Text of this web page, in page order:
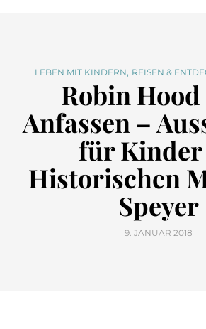
LEBEN MIT KINDERN, REISEN &
Robin
Anfassen –
für
Historischen
Speyer
9. JANUAR 2018